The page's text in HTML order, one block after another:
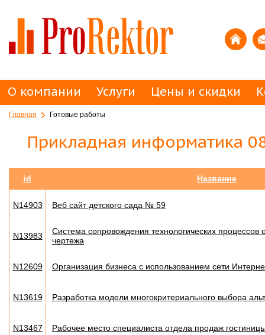
О компании Услуги Цены и скидки
Главная Готовые работы
Прикладная информатика
id Название
N14903 Веб сайт детского сада № 59
N13983
Система сопровождения технологических процессов
чертежа
N12609 Организация бизнеса с использованием сети
N13619 Разработка модели многокритериального выбора
N13467 Рабочее место специалиста отдела продаж